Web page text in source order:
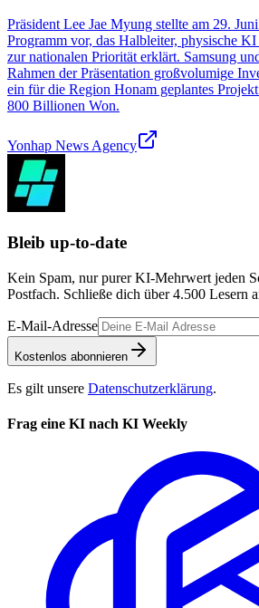
Präsident Lee Jae Myung stellte am 29.
Programm vor, das Halbleiter, physische
zur nationalen Priorität erklärt. Samsung
Rahmen der Präsentation großvolumige
ein für die Region Honam geplantes
800 Billionen Won.
Yonhap News Agency
Bleib up-to-date
Kein Spam, nur purer KI-Mehrwert jeden
Postfach. Schließe dich über4.500 Lesern
E-Mail-Adresse
Kostenlos abonnieren
Es gilt unsere Datenschutzerklärung.
Frag eine KI nach KI Weekly